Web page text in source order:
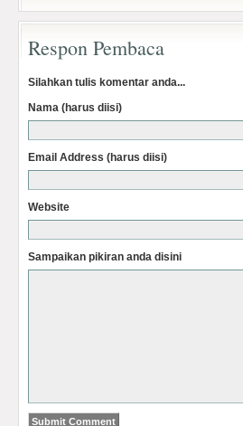
Respon Pembaca
Silahkan tulis komentar anda...
Nama (harus diisi)
Email Address (harus diisi)
Website
Sampaikan pikiran anda disini